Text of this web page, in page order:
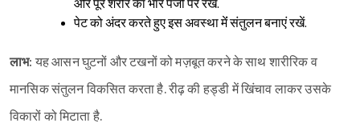
Sign in
और पूरे शरीर का भार पंजों पर रखें.
पेट को अंदर करते हुए इस अवस्था मेंं संतुलन बनाएं रखें.
लाभ: यह आसन घुटनों और टखनों को मज़बूत करने के साथ शारीरिक व
मानसिक संतुलन विकसित करता है. रीढ़ की हड्डी में खिंचाव लाकर उसके
विकारों को मिटाता है.